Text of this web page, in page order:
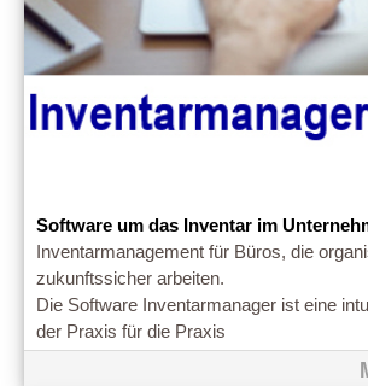
Software um das Inventar im
Inventarmanagement für Büros, die
zukunftssicher arbeiten.
Die Software Inventarmanager ist eine
der Praxis für die Praxis